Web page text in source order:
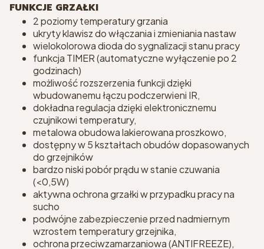
FUNKCJE GRZAŁKI
2 poziomy temperatury grzania
ukryty klawisz do włączania i zmieniania nastaw
wielokolorowa dioda do sygnalizacji stanu pracy
funkcja TIMER (automatyczne wyłączenie po 2
godzinach)
możliwość rozszerzenia funkcji dzięki
wbudowanemu łączu podczerwieni IR,
dokładna regulacja dzięki elektronicznemu
czujnikowi temperatury,
metalowa obudowa lakierowana proszkowo,
dostępny w 5 kształtach obudów dopasowanych
do grzejników
bardzo niski pobór prądu w stanie czuwania
(<0,5W)
aktywna ochrona grzałki w przypadku pracy na
sucho
podwójne zabezpieczenie przed nadmiernym
wzrostem temperatury grzejnika,
ochrona przeciwzamarzaniowa (ANTIFREEZE),